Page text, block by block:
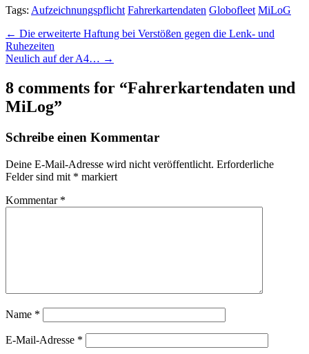
Tags: Aufzeichnungspflicht Fahrerkartendaten Globofleet MiLoG
Post
navigation
← Die erweiterte Haftung bei Verstößen gegen die Lenk- und
Ruhezeiten
Neulich auf der A4… →
8 comments for “Fahrerkartendaten und
MiLog”
Schreibe einen Kommentar
Deine E-Mail-Adresse wird nicht veröffentlicht. Erforderliche
Felder sind mit * markiert
Kommentar *
Name *
E-Mail-Adresse *